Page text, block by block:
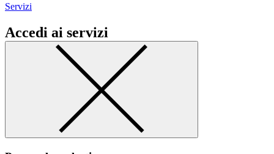
Servizi
Accedi ai servizi